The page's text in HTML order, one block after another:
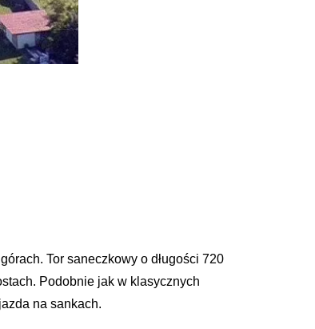
Tor saneczkowy o długości 720
Podobnie jak w klasycznych
na sankach.